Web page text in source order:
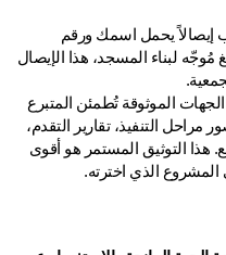
اطلب إيصالاً يحمل اسمك ورقم
العملية، ويوضح صراحة أن المبلغ مُوجّه لبناء المسجد، هذا الإيصال
الجهات الموثوقة تُطمئن المتبرع
بالدليل. ستصلك بشكل دوري صور مراحل التنفيذ، تقارير التقدم،
وتحديثات واضحة من أرض الواقع. هذا التوثيق المستمر هو أقوى
الذي اخترته.